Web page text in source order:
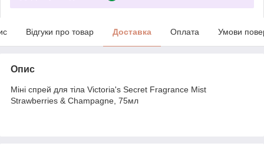
Відгуки про товар Доставка Оплата Умови
Опис
Міні спрей для тіла Victoria's Secret Fragrance Mist
Strawberries & Champagne, 75мл